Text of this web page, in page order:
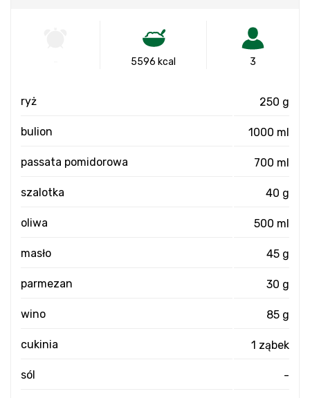
5596 kcal 3
ryż 250 g
bulion 1000 ml
passata pomidorowa 700 ml
szalotka 40 g
oliwa 500 ml
masło 45 g
parmezan 30 g
wino 85 g
cukinia 1 ząbek
sól -